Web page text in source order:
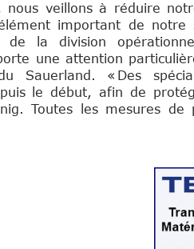
nous veillons à réduire
important de
de la division
une attention
« Des
le début, afin de
Toutes les mesures